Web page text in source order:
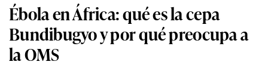
Ébola en África: qué es la cepa
Bundibugyo y por qué preocupa a
la OMS